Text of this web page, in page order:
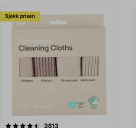
Sjekk prisen
3813
4.5av 5 stjerner